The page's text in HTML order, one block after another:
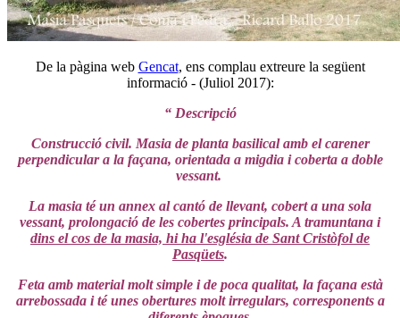
De la pàgina web Gencat, ens complau extreure la següent
informació - (Juliol 2017):
“ Descripció
Construcció civil. Masia de planta basilical amb el carener
perpendicular a la façana, orientada a migdia i coberta a doble
vessant.
La masia té un annex al cantó de llevant, cobert a una sola
vessant, prolongació de les cobertes principals. A tramuntana i
dins el cos de la masia, hi ha l'església de Sant Cristòfol de
Pasqüets.
Feta amb material molt simple i de poca qualitat, la façana està
arrebossada i té unes obertures molt irregulars, corresponents a